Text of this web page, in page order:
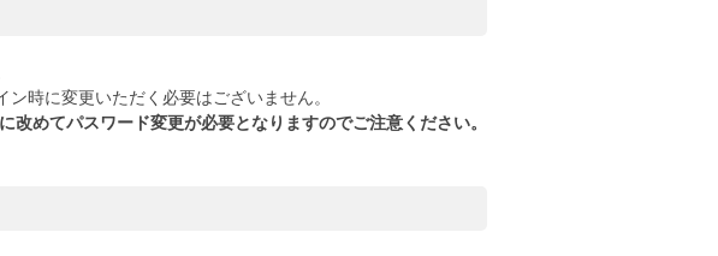
時に変更いただく必要はございません。
めてパスワード変更が必要となりますのでご注意ください。